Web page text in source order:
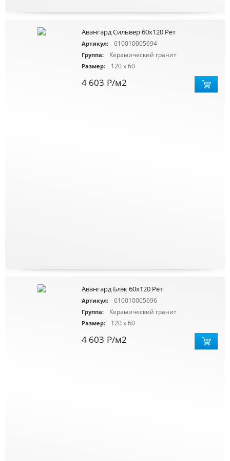
Авангард Сильвер 60x120 Рет
Артикул: 610010005694
Группа: Керамический гранит
Размер: 120 x 60
4 603 Р/м2
Авангард Блэк 60x120 Рет
Артикул: 610010005696
Группа: Керамический гранит
Размер: 120 x 60
4 603 Р/м2